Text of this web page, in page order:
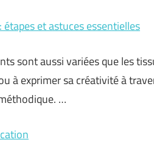
et astuces essentielles
sont aussi variées que les
à exprimer sa créativité à
…